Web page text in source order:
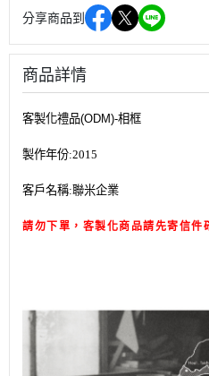
分享商品到
商品詳情
客製化禮品(ODM)-相框
製作年份:2015
客戶名稱:聯米企業
請勿下單，客製化商品請先寄信件